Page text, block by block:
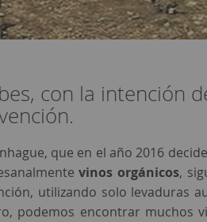
con la intención
que en el año 2016
vinos orgánicos,
utilizando solo levaduras
podemos encontrar muchos